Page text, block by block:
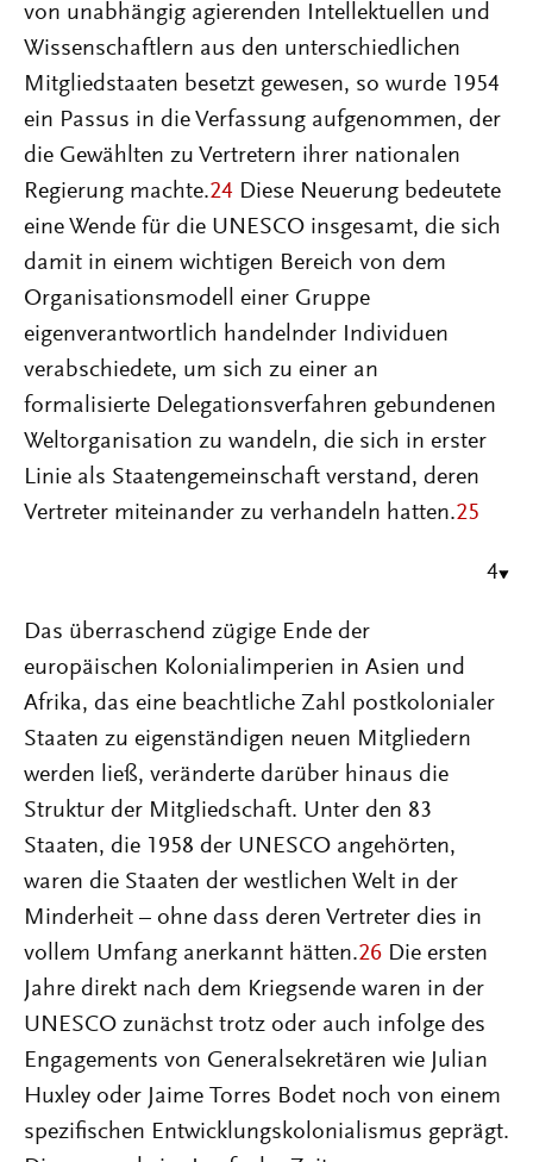
von unabhängig agierenden Intellektuellen und
Wissenschaftlern aus den unterschiedlichen
Mitgliedstaaten besetzt gewesen, so wurde 1954
ein Passus in die Verfassung aufgenommen, der
die Gewählten zu Vertretern ihrer nationalen
Regierung machte.24 Diese Neuerung bedeutete
eine Wende für die UNESCO insgesamt, die sich
damit in einem wichtigen Bereich von dem
Organisationsmodell einer Gruppe
eigenverantwortlich handelnder Individuen
verabschiedete, um sich zu einer an
formalisierte Delegationsverfahren gebundenen
Weltorganisation zu wandeln, die sich in erster
Linie als Staatengemeinschaft verstand, deren
Vertreter miteinander zu verhandeln hatten.25
4
Das überraschend zügige Ende der
europäischen Kolonialimperien in Asien und
Afrika, das eine beachtliche Zahl postkolonialer
Staaten zu eigenständigen neuen Mitgliedern
werden ließ, veränderte darüber hinaus die
Struktur der Mitgliedschaft. Unter den 83
Staaten, die 1958 der UNESCO angehörten,
waren die Staaten der westlichen Welt in der
Minderheit – ohne dass deren Vertreter dies in
vollem Umfang anerkannt hätten.26 Die ersten
Jahre direkt nach dem Kriegsende waren in der
UNESCO zunächst trotz oder auch infolge des
Engagements von Generalsekretären wie Julian
Huxley oder Jaime Torres Bodet noch von einem
spezifischen Entwicklungskolonialismus geprägt.